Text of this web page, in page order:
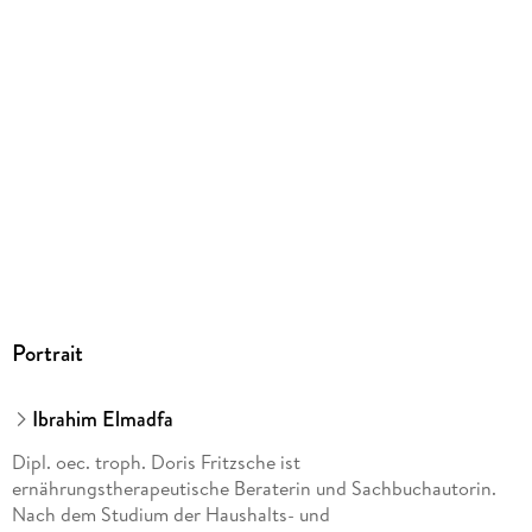
Portrait
Ibrahim Elmadfa
Dipl. oec. troph. Doris Fritzsche ist
ernährungstherapeutische Beraterin und Sachbuchautorin.
Nach dem Studium der Haushalts- und